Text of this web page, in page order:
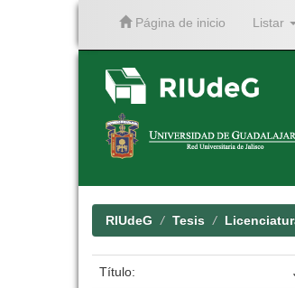
Página de inicio Listar
RIUdeG Tesis
Título: